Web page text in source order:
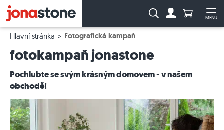
MENU
Vyhledávání:Počet
Hlavní stránka Fotografická kampaň
fotokampaň jonastone
Pochlubte se svým krásným domovem - v našem
obchodě!